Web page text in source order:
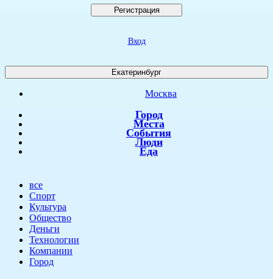
Регистрация
Вход
Екатеринбург
Москва
Город
Места
События
Люди
Еда
все
Спорт
Культура
Общество
Деньги
Технологии
Компании
Город